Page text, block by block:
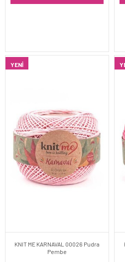
YENI
KNIT ME KARNAVAL 00026 Pudra
Pembe